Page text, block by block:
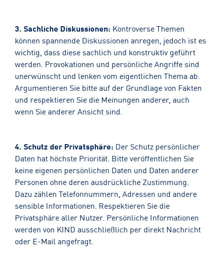
3. Sachliche Diskussionen: Kontroverse Themen
können spannende Diskussionen anregen, jedoch ist es
wichtig, dass diese sachlich und konstruktiv geführt
werden. Provokationen und persönliche Angriffe sind
unerwünscht und lenken vom eigentlichen Thema ab.
Argumentieren Sie bitte auf der Grundlage von Fakten
und respektieren Sie die Meinungen anderer, auch
wenn Sie anderer Ansicht sind.
4. Schutz der Privatsphäre: Der Schutz persönlicher
Daten hat höchste Priorität. Bitte veröffentlichen Sie
keine eigenen persönlichen Daten und Daten anderer
Personen ohne deren ausdrückliche Zustimmung.
Dazu zählen Telefonnummern, Adressen und andere
sensible Informationen. Respektieren Sie die
Privatsphäre aller Nutzer. Persönliche Informationen
werden von KIND ausschließlich per direkt Nachricht
oder E-Mail angefragt.